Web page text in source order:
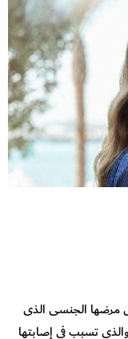
الجنسى الذى
تسبب فى إصابتها